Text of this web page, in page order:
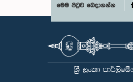
මෙම පිටුව බෙදාගන්න